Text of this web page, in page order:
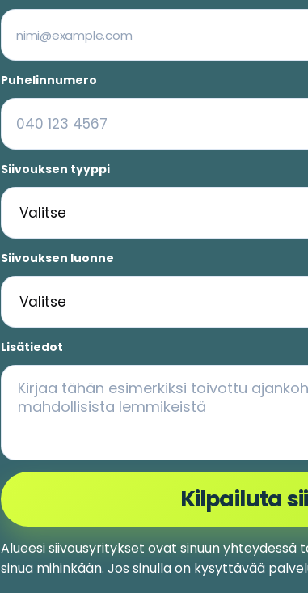
Puhelinnumero
Siivouksen tyyppi
Siivouksen luonne
Lisätiedot
Kilpailuta
Alueesi siivousyritykset ovat sinuun yhteydessä
sinua mihinkään. Jos sinulla on kysyttävää